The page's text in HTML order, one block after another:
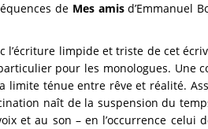
de Mes amisd’Emmanuel
limpide et triste de cet
pour les monologues. Une
ténue entre rêve et réalité.
naît de la suspension du
et au son – en l’occurrence celui